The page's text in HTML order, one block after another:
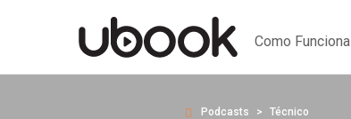
Como Funciona
Podcasts Técnico